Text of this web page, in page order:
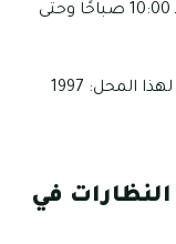
المحل في هذه الأيام من الساعة الـ 10:00 صباحًا وحتى
رقم التواصل الخاص بالفرع الثالث لهذا المحل: 1997
في